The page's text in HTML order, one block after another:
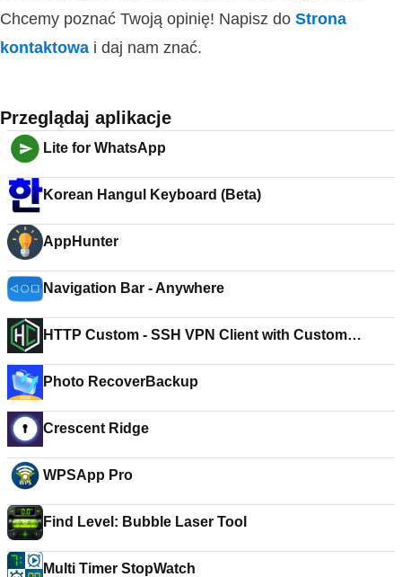
Chcemy poznać Twoją opinię! Napisz do Strona
kontaktowa i daj nam znać.
Przeglądaj aplikacje
Lite for WhatsApp
Korean Hangul Keyboard (Beta)
AppHunter
Navigation Bar - Anywhere
HTTP Custom - SSH VPN Client with Custom
Photo RecoverBackup
Crescent Ridge
WPSApp Pro
Find Level: Bubble Laser Tool
Multi Timer StopWatch